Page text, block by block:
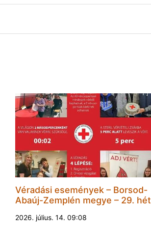
Véradási események – Borsod-
Abaúj-Zemplén megye – 29. hét
2026. július. 14. 09:08